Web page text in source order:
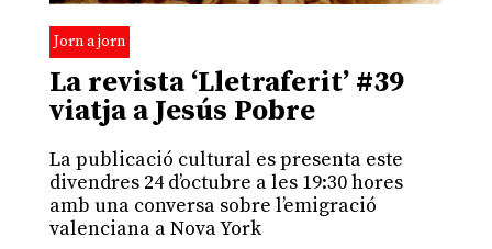
Jorn a jorn
La revista ‘Lletraferit’ #39
viatja a Jesús Pobre
La publicació cultural es presenta este
divendres 24 d’octubre a les 19:30 hores
amb una conversa sobre l’emigració
valenciana a Nova York